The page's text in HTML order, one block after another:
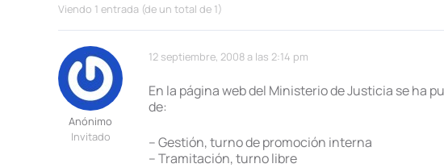
Viendo 1 entrada (de un total de 1)
12 septiembre, 2008 a las 2:14 pm
Anónimo
Invitado
En la página web del Ministerio de Justicia se ha
de:
– Gestión, turno de promoción interna
– Tramitación, turno libre